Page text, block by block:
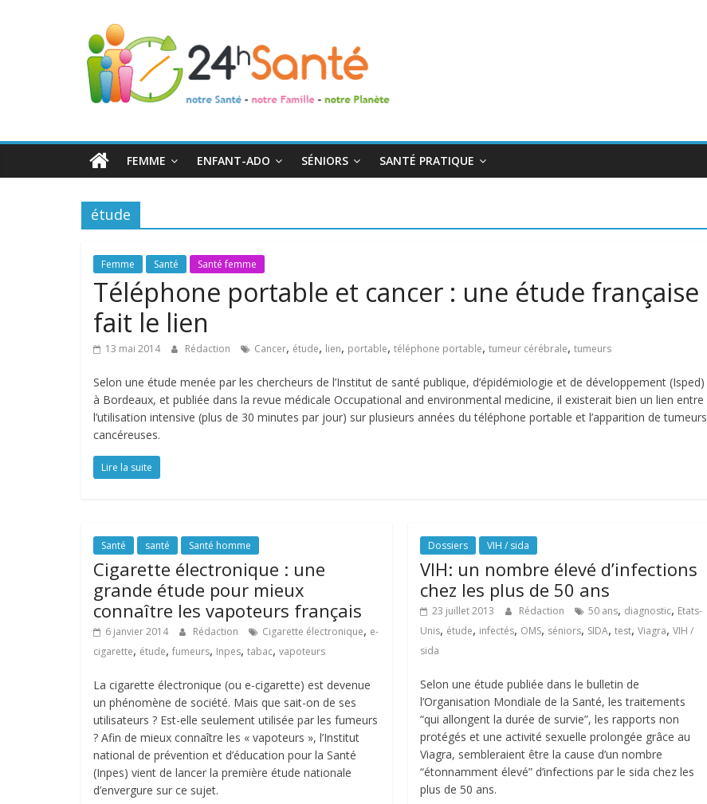
24h
Santé
toute
famille
FEMME ENFANT-ADO SÉNIORS SANTÉ PRATIQUE
étude
Femme Santé Santé femme
Téléphone portable et cancer : une étude française
fait le lien
13 mai 2014 Rédaction Cancer, étude, lien, portable, téléphone portable, tumeur cérébrale, tumeurs
Selon une étude menée par les chercheurs de l’Institut de santé publique, d’épidémiologie et de développement (Isped)
à Bordeaux, et publiée dans la revue médicale Occupational and environmental medicine, il existerait bien un lien entre
l’utilisation intensive (plus de 30 minutes par jour) sur plusieurs années du téléphone portable et l’apparition de tumeurs
cancéreuses.
Lire la suite
Santé santé Santé homme
Cigarette électronique : une
grande étude pour mieux
connaître les vapoteurs français
6 janvier 2014 Rédaction Cigarette électronique, e-
cigarette, étude, fumeurs, Inpes, tabac, vapoteurs
La cigarette électronique (ou e-cigarette) est devenue
un phénomène de société. Mais que sait-on de ses
utilisateurs ? Est-elle seulement utilisée par les fumeurs
? Afin de mieux connaître les « vapoteurs », l’Institut
national de prévention et d’éducation pour la Santé
(Inpes) vient de lancer la première étude nationale
d’envergure sur ce sujet.
Dossiers VIH / sida
VIH: un nombre élevé d’infections
chez les plus de 50 ans
23 juillet 2013 Rédaction 50 ans, diagnostic, Etats-
Unis, étude, infectés, OMS, séniors, SIDA,test,Viagra,VIH /
sida
Selon une étude publiée dans le bulletin de
l’Organisation Mondiale de la Santé, les traitements
“qui allongent la durée de survie”, les rapports non
protégés et une activité sexuelle prolongée grâce au
Viagra, sembleraient être la cause d’un nombre
“étonnamment élevé” d’infections par le sida chez les
plus de 50 ans.